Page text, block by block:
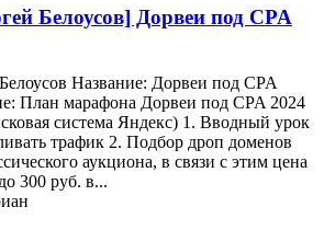
Белоусов] Дорвеи под CPA
Название: Дорвеи под CPA
План марафона Дорвеи под CPA 2024
система Яндекс) 1. Вводный урок
трафик 2. Подбор дроп доменов
аукциона, в связи с этим цена
300 руб. в...